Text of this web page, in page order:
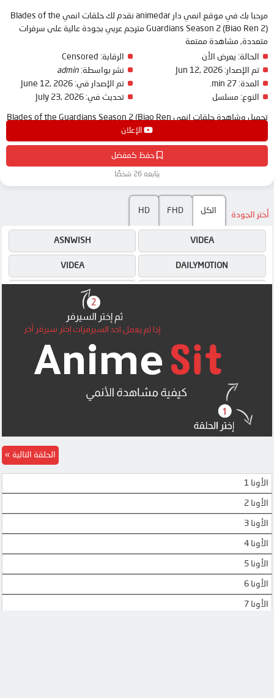
الإعلان
حفظ كمفضل
يتابعه 26 شخصًا
مرحبا بك في موقع انمي دار animedar نقدم لك حلقات انمي Blades of the
Guardians Season 2 (Biao Ren 2) مترجم عربي بجودة عالية على سرفرات
متعددة, مشاهدة ممتعة
الحالة: يعرض الأن
تم الإصدار:
المدة:
النوع: مسلسل
الرقابة:
نشر بواسطة: admin
تم الإصدار في: June 12, 2026
تحديث في: July 23, 2026
تحميل وشاهدة حلقات انمي Blades of the Guardians Season 2 (Biao Ren
أختر الجودة الكل FHD
HD
VIDEA
ASNWISH
DAILYMOTION
VIDEA
DAILYMOTION
4SHARED
الأونا 1
الأونا 2
الأونا 3
الأونا 4
الأونا 5
الأونا 6
الأونا 7
الحلقة التالية